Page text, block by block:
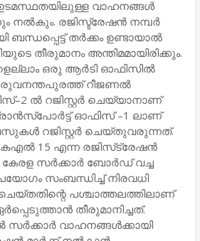
ഉടമസ്ഥതയിലുള്ള വാഹനങ്ങൾ
നൽകും. രജിസ്ട്രേഷൻ നമ്പർ
തർക്കം ഉണ്ടായാൽ
തീരുമാനം അന്തിമമായിരിക്കും.
ഒരു ആർടി ഓഫിസിൽ
റീജണൽ
ൽ റജിസ്റ്റർ ചെയ്യാനാണ്‌
ഓഫിസ് –1 ലാണ്
റജിസ്റ്റർ ചെയ്തുവരുന്നത്‌.
15 എന്ന രജിസ്‌ട്രേഷൻ
സർക്കാർ ബോർഡ് വച്ച
സംബന്ധിച്ച് നിരവധി
ചെയ്തതിന്റെ പശ്ചാത്തലത്തിലാണ്
തീരുമാനിച്ചത്.
സർക്കാർ വാഹനങ്ങൾക്കായി